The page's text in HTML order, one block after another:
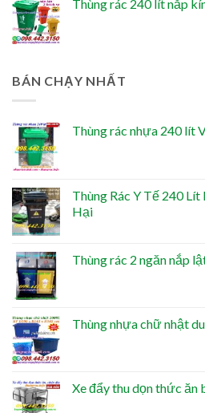
Thùng rác 240 lít nắp
BÁN CHẠY NHẤT
Thùng rác nhựa 240 lít
Thùng Rác Y Tế 240
Hại
Thùng rác 2 ngăn nắp
Thùng nhựa chữ nhật
Xe đẩy thu dọn thức ăn